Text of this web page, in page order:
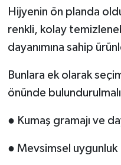
Hijyenin ön planda
renkli, kolay
dayanımına sahip
Bunlara ek olarak
önünde
● Kumaş gramajı ve
● Mevsimsel uygunluk